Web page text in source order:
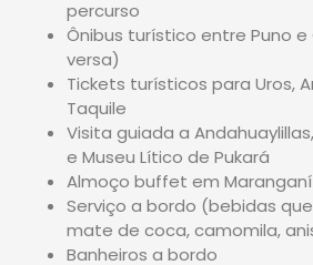
percurso
Ônibus turístico entre Puno
versa)
Tickets turísticos para Uros,
Taquile
Visita guiada a
e Museu Lítico de Pukará
Almoço buffet em Maranganí
Serviço a bordo (bebidas
mate de coca, camomila,
Banheiros a bordo